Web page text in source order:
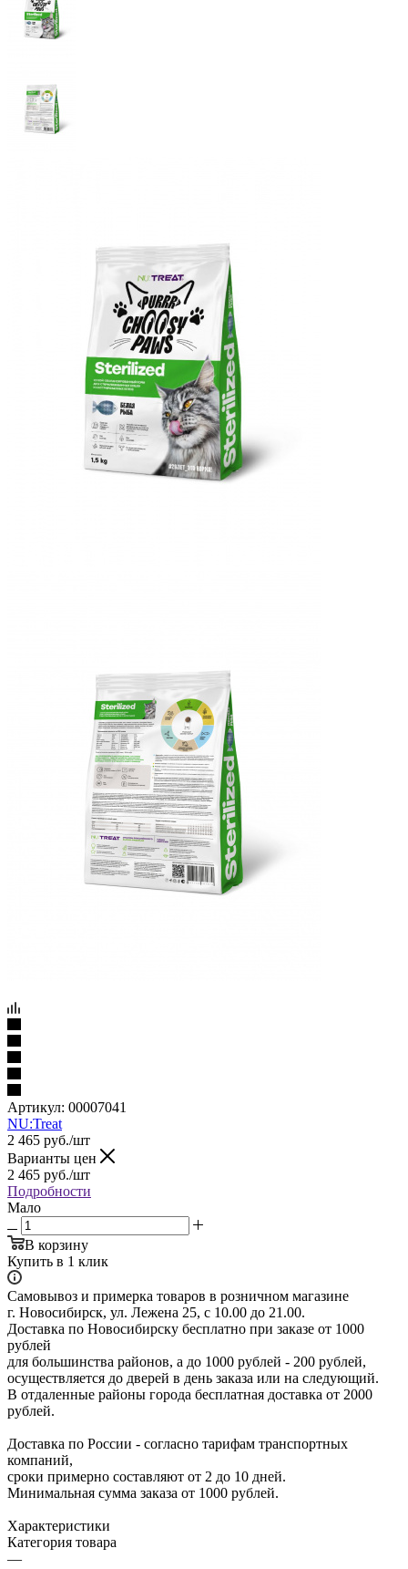
Артикул: 00007041
NU:Treat
2 465 руб./шт
Варианты цен
2 465 руб./шт
Подробности
Мало
В корзину
Купить в 1 клик
Самовывоз и примерка товаров в розничном магазине
г. Новосибирск, ул. Лежена 25, с 10.00 до 21.00.
Доставка по Новосибирску бесплатно при заказе от 1000
рублей
для большинства районов, а до 1000 рублей - 200 рублей,
осуществляется до дверей в день заказа или на следующий.
В отдаленные районы города бесплатная доставка от 2000
рублей.
Доставка по России - согласно тарифам транспортных
компаний,
сроки примерно составляют от 2 до 10 дней.
Минимальная сумма заказа от 1000 рублей.
Характеристики
Категория товара
—